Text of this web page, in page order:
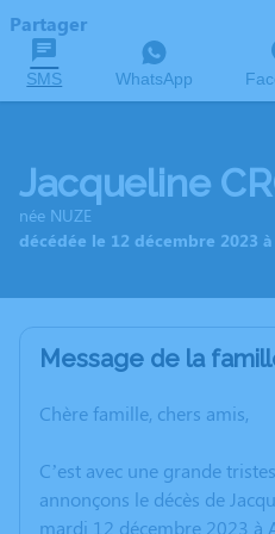
Partager
SMS WhatsApp
Jacqueline
née NUZE
décédée le 12 décembre 2023
Message de la
Chère famille, chers amis,
C’est avec une grande
annonçons le décès de
mardi 12 décembre 2023 à